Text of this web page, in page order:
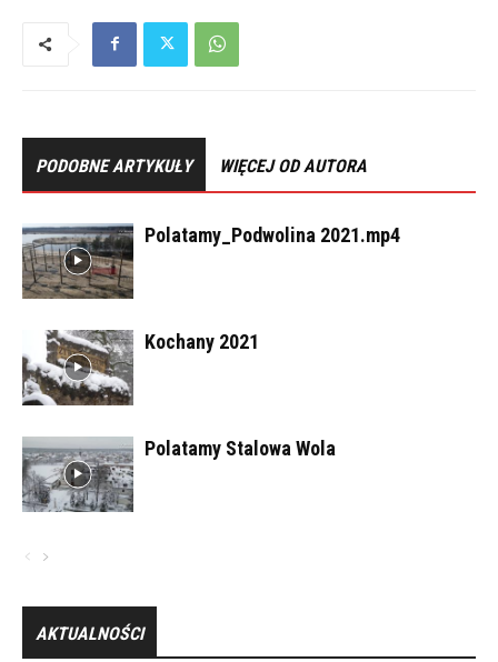
PODOBNE ARTYKUŁY WIĘCEJ OD AUTORA
Polatamy_Podwolina 2021.mp4
Kochany 2021
Polatamy Stalowa Wola
AKTUALNOŚCI